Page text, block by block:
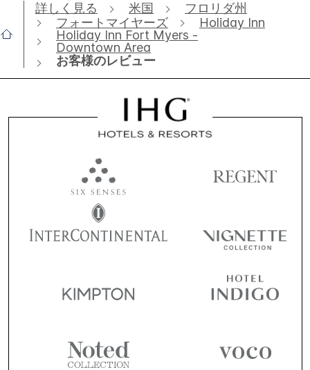
詳しく見る 米国
フロリダ州
フォートマイヤーズ
Holiday Inn
Holiday Inn Fort Myers -
Downtown Area
お客様のレビュー